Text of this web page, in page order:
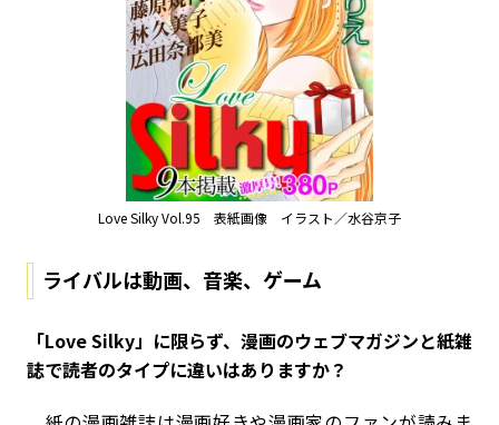
Love Silky Vol.95 表紙画像 イラスト／水谷京子
ライバルは動画、音楽、ゲーム
――「Love Silky」に限らず、漫画のウェブマガジンと紙雑
誌で読者のタイプに違いはありますか？